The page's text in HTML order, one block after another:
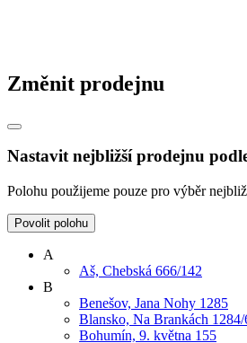
Změnit prodejnu
Nastavit nejbližší prodejnu
Polohu použijeme pouze pro výběr
Povolit polohu
A
Aš, Chebská 666/142
B
Benešov, Jana Nohy 1285
Blansko, Na Brankách 1284/
Bohumín, 9. května 155